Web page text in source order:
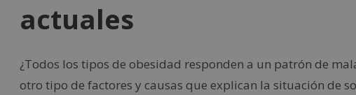
actuales
¿Todos los tipos de obesidad responden a un patrón de
otro tipo de factores y causas que explican la situación de